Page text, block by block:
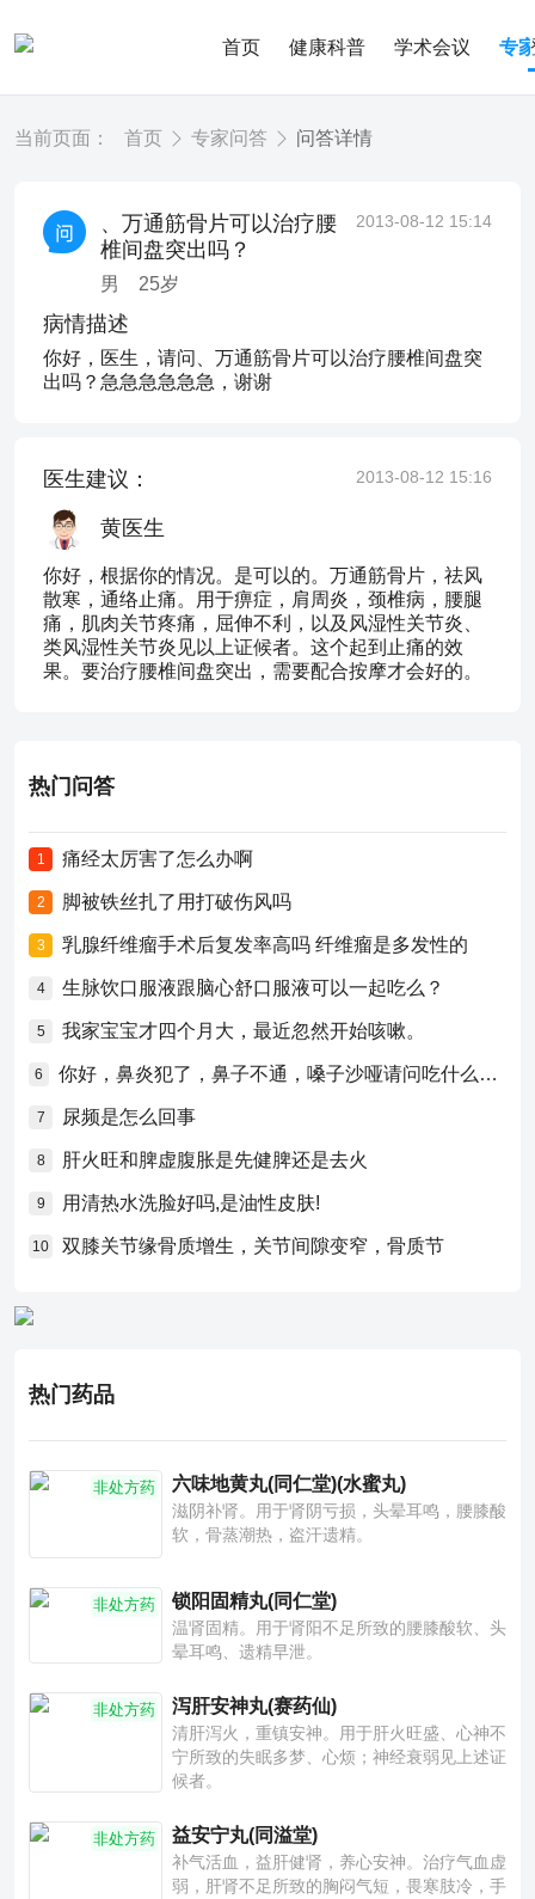
首页 健康科普 学术会议 专
当前页面： 首页 专家问答 问答详情
、万通筋骨片可以治疗腰
椎间盘突出吗？
男 25岁
2013-08-12 15:14
病情描述
你好，医生，请问、万通筋骨片可以治疗腰椎间盘突
出吗？急急急急急急，谢谢
医生建议： 2013-08-12 15:16
黄医生
你好，根据你的情况。是可以的。万通筋骨片，祛风
散寒，通络止痛。用于痹症，肩周炎，颈椎病，腰腿
痛，肌肉关节疼痛，屈伸不利，以及风湿性关节炎、
类风湿性关节炎见以上证候者。这个起到止痛的效
果。要治疗腰椎间盘突出，需要配合按摩才会好的。
热门问答
1 痛经太厉害了怎么办啊
2 脚被铁丝扎了用打破伤风吗
3 乳腺纤维瘤手术后复发率高吗 纤维瘤是多发性的
4 生脉饮口服液跟脑心舒口服液可以一起吃么？
5 我家宝宝才四个月大，最近忽然开始咳嗽。
6 你好，鼻炎犯了，鼻子不通，嗓子沙哑请问吃什么药比较好？
7 尿频是怎么回事
8 肝火旺和脾虚腹胀是先健脾还是去火
9 用清热水洗脸好吗,是油性皮肤!
10 双膝关节缘骨质增生，关节间隙变窄，骨质节
热门药品
非处方药 六味地黄丸(同仁堂)(水蜜丸)
滋阴补肾。用于肾阴亏损，头晕耳鸣，腰膝酸
软，骨蒸潮热，盗汗遗精。
非处方药 锁阳固精丸(同仁堂)
温肾固精。用于肾阳不足所致的腰膝酸软、头
晕耳鸣、遗精早泄。
非处方药 泻肝安神丸(赛药仙)
清肝泻火，重镇安神。用于肝火旺盛、心神不
宁所致的失眠多梦、心烦；神经衰弱见上述证
候者。
非处方药 益安宁丸(同溢堂)
补气活血，益肝健肾，养心安神。治疗气血虚
弱，肝肾不足所致的胸闷气短，畏寒肢冷，手